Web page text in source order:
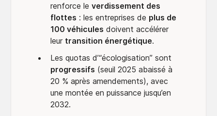
renforce leverdissement des
flottes : les entreprises de plus de
100 véhicules doivent accélérer
leur transition énergétique.
Les quotas d’“écologisation” sont
progressifs (seuil 2025 abaissé à
20 % après amendements), avec
une montée en puissance jusqu’en
2032.